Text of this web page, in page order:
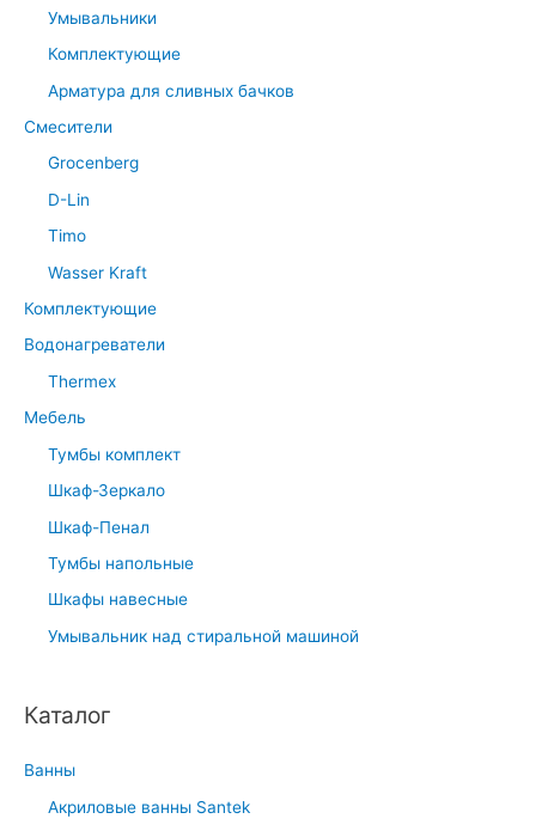
Умывальники
Комплектующие
Арматура для сливных бачков
Смесители
Grocenberg
D-Lin
Timo
Wasser Kraft
Комплектующие
Водонагреватели
Thermex
Мебель
Тумбы комплект
Шкаф-Зеркало
Шкаф-Пенал
Тумбы напольные
Шкафы навесные
Умывальник над стиральной машиной
Каталог
Ванны
Акриловые ванны Santek